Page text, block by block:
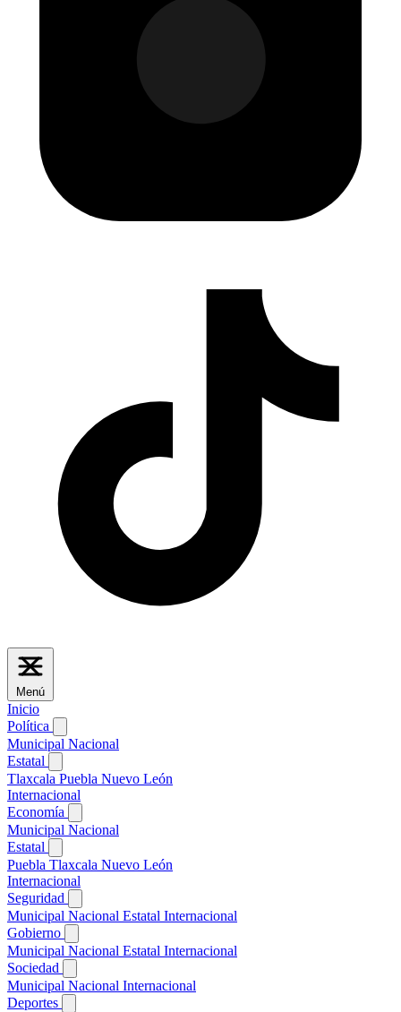
Menú
Inicio
Política
Municipal Nacional
Estatal
Tlaxcala Puebla Nuevo León
Internacional
Economía
Municipal Nacional
Estatal
Puebla Tlaxcala Nuevo León
Internacional
Seguridad
Municipal Nacional Estatal Internacional
Gobierno
Municipal Nacional Estatal Internacional
Sociedad
Municipal Nacional Internacional
Deportes